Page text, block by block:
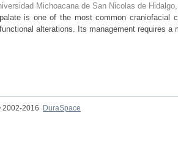
Michoacana de San Nicolas de Hidalgo
is one of the most common craniofacial
alterations. Its management requires a
2002-2016
DuraSpace